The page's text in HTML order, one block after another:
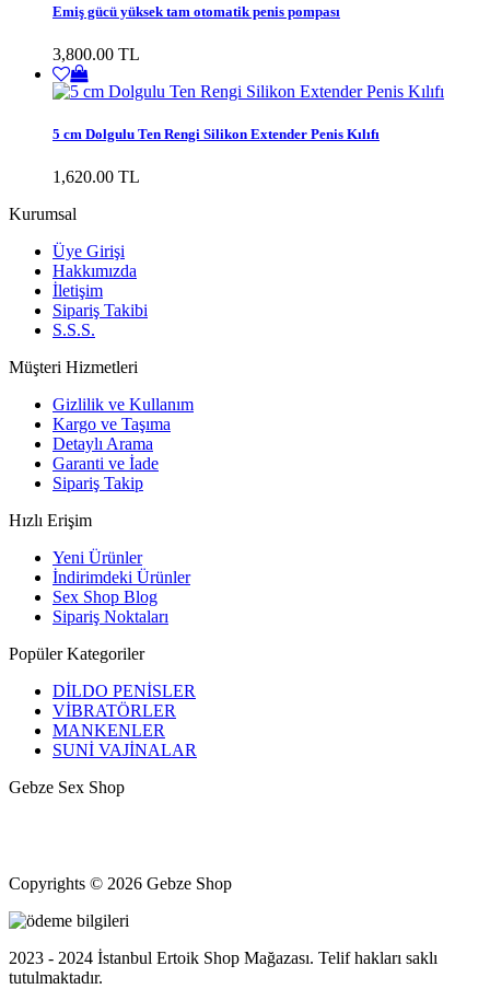
Emiş gücü yüksek tam otomatik penis pompası
3,800.00 TL
5 cm Dolgulu Ten Rengi Silikon Extender Penis Kılıfı
1,620.00 TL
Kurumsal
Üye Girişi
Hakkımızda
İletişim
Sipariş Takibi
S.S.S.
Müşteri Hizmetleri
Gizlilik ve Kullanım
Kargo ve Taşıma
Detaylı Arama
Garanti ve İade
Sipariş Takip
Hızlı Erişim
Yeni Ürünler
İndirimdeki Ürünler
Sex Shop Blog
Sipariş Noktaları
Popüler Kategoriler
DİLDO PENİSLER
VİBRATÖRLER
MANKENLER
SUNİ VAJİNALAR
Gebze Sex Shop
Copyrights © 2026 Gebze Shop
2023 - 2024 İstanbul Ertoik Shop Mağazası. Telif hakları saklı
tutulmaktadır.